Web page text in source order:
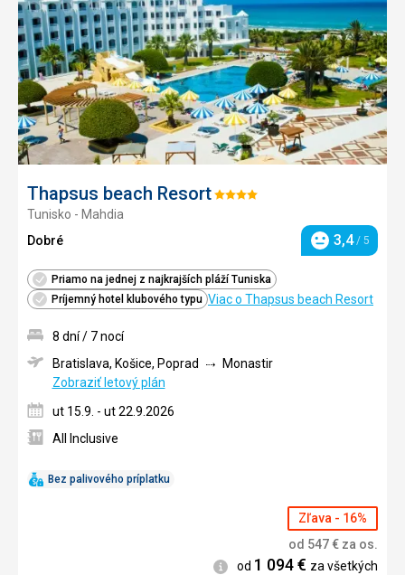
Thapsus beach ResortHodnotenie:
Tunisko - Mahdia
Dobré
Hodnotenie
3,4/ 5
Priamo na jednej z najkrajších pláží Tuniska
Príjemný hotel klubového typu Viac o Thapsus beach Resort
Bez palivového príplatku
8 dní / 7 nocí
Bratislava, Košice, Poprad
Monastir
Zobraziť letový plán
ut 15.9. - ut 22.9.2026
All Inclusive
Zľava - 16%
od 547€ za os.
Informácie
od 1 094€ za všetkých